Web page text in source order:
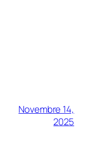
Novembre 14,
2025